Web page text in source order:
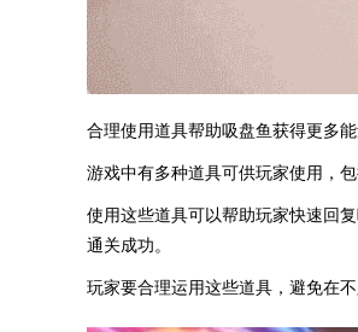
合理使用道具帮助吸盘鱼获得更多
游戏中有多种道具可供玩家使用，
使用这些道具可以帮助玩家快速回
通关成功。
玩家要合理运用这些道具，避免在不